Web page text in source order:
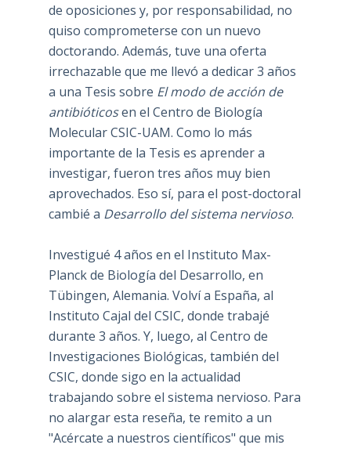
de oposiciones y, por responsabilidad, no
quiso comprometerse con un nuevo
doctorando. Además, tuve una oferta
irrechazable que me llevó a dedicar 3 años
a una Tesis sobre El modo de acción de
antibióticosen el Centro de Biología
Molecular CSIC-UAM. Como lo más
importante de la Tesis es aprender a
investigar, fueron tres años muy bien
aprovechados. Eso sí, para el post-doctoral
cambié a Desarrollo del sistema nervioso.
Investigué 4 años en el Instituto Max-
Planck de Biología del Desarrollo, en
Tübingen, Alemania. Volví a España, al
Instituto Cajal del CSIC, donde trabajé
durante 3 años. Y, luego, al Centro de
Investigaciones Biológicas, también del
CSIC, donde sigo en la actualidad
trabajando sobre el sistema nervioso. Para
no alargar esta reseña, te remito a un
"Acércate a nuestros científicos" que mis